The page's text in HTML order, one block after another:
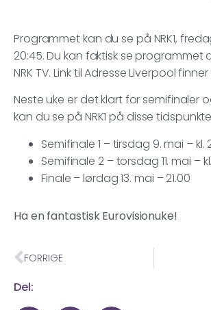
Programmet kan du se på NRK1,
20:45. Du kan faktisk se programmet
NRK TV. Link til Adresse Liverpool
Neste uke er det klart for semifinaler
kan du se på NRK1 på disse
Semifinale 1 – tirsdag 9. mai – kl.
Semifinale 2 – torsdag 11. mai –
Finale – lørdag 13. mai – 21.00
Ha en fantastisk Eurovisionuke!
FORRIGE
Del: